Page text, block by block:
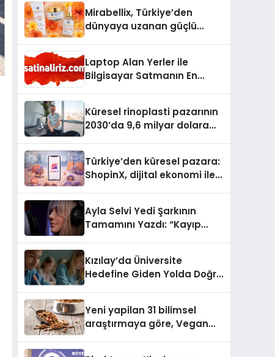
Mirabellix, Türkiye’den
dünyaya uzanan güçlü
Laptop Alan Yerler ile
Bilgisayar Satmanın En
Küresel rinoplasti pazarının
2030’da 9,6 milyar dolara
Türkiye’den küresel pazara:
ShopinX, dijital ekonomi ile
Ayla Selvi Yedi Şarkının
Tamamını Yazdı: “Kayıp
Kızılay’da Üniversite
Hedefine Giden Yolda Doğru
Yeni yapilan 31 bilimsel
araştırmaya göre, Vegan